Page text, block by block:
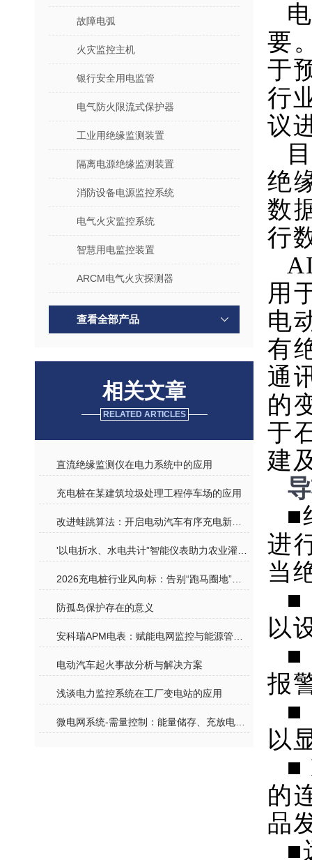
故障电弧
火灾监控主机
银行安全用电监管
电气防火限流式保护器
工业用绝缘监测装置
隔离电源绝缘监测装置
消防设备电源监控系统
电气火灾监控系统
智慧用电监控装置
ARCM电气火灾探测器
查看全部产品
相关文章
RELATED ARTICLES
直流绝缘监测仪在电力系统中的应用
充电桩在某建筑垃圾处理工程停车场的应用
防孤岛保护存在的意义
电动汽车起火事故分析与解决方案
浅谈电力监控系统在工厂变电站的应用
要
于
行
议
绝
数
行
用
电
有
通
的
于
建
■
进
当
■
以
■
报
■
以
■
的
品
■